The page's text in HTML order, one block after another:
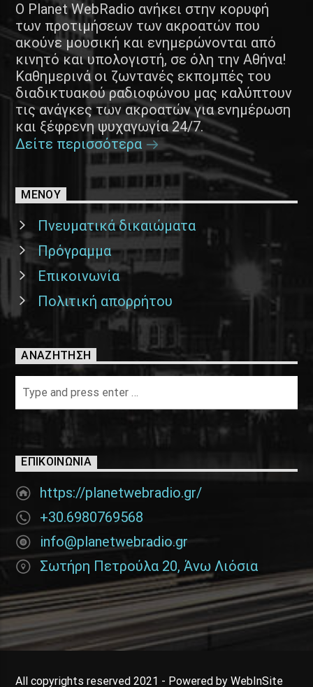
Ο Planet WebRadio ανήκει στην κορυφή
των προτιμήσεων των ακροατών που
ακούνε μουσική και ενημερώνονται από
κινητό και υπολογιστή, σε όλη την Αθήνα!
Καθημερινά οι ζωντανές εκπομπές του
διαδικτυακού ραδιοφώνου μας καλύπτουν
τις ανάγκες των ακροατών για ενημέρωση
και ξέφρενη ψυχαγωγία 24/7.
Δείτε περισσότερα
ΜΕΝΟΥ
Πνευματικά δικαιώματα
Πρόγραμμα
Επικοινωνία
Πολιτική απορρήτου
ΑΝΑΖΉΤΗΣΗ
ΕΠΙΚΟΙΝΩΝΊΑ
https://planetwebradio.gr/
+30.6980769568
info@planetwebradio.gr
Σωτήρη Πετρούλα 20, Άνω Λιόσια
All copyrights reserved 2021 - Powered by WebInSite